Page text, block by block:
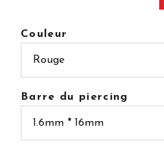
Couleur
Barre du piercing